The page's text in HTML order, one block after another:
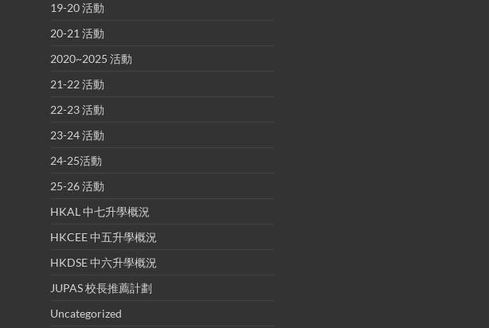
19-20 活動
20-21 活動
2020~2025 活動
21-22 活動
22-23 活動
23-24 活動
24-25活動
25-26 活動
HKAL 中七升學概況
HKCEE 中五升學概況
HKDSE 中六升學概況
JUPAS 校長推薦計劃
Uncategorized